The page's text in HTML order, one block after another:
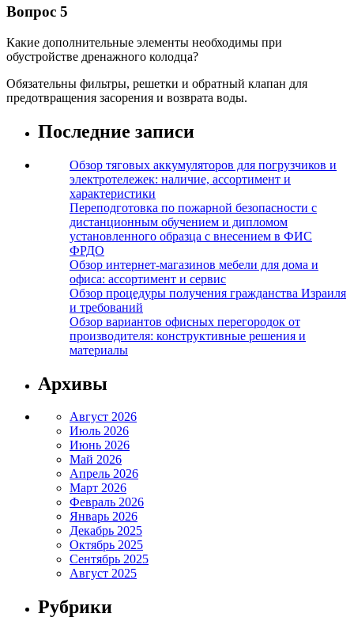
Вопрос 5
Какие дополнительные элементы необходимы при
обустройстве дренажного колодца?
Обязательны фильтры, решетки и обратный клапан для
предотвращения засорения и возврата воды.
Последние записи
Обзор тяговых аккумуляторов для погрузчиков и
электротележек: наличие, ассортимент и
характеристики
Переподготовка по пожарной безопасности с
дистанционным обучением и дипломом
установленного образца с внесением в ФИС
ФРДО
Обзор интернет-магазинов мебели для дома и
офиса: ассортимент и сервис
Обзор процедуры получения гражданства Израиля
и требований
Обзор вариантов офисных перегородок от
производителя: конструктивные решения и
материалы
Архивы
Август 2026
Июль 2026
Июнь 2026
Май 2026
Апрель 2026
Март 2026
Февраль 2026
Январь 2026
Декабрь 2025
Октябрь 2025
Сентябрь 2025
Август 2025
Рубрики